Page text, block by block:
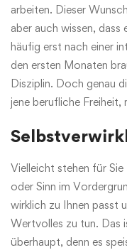
arbeiten. Dieser
aber auch wissen,
häufig erst nach einer
den ersten Monaten
Disziplin. Doch genau
jene berufliche Freiheit,
Vielleicht stehen für
oder Sinn im
wirklich zu Ihnen passt
Wertvolles zu tun. Das
überhaupt, denn es